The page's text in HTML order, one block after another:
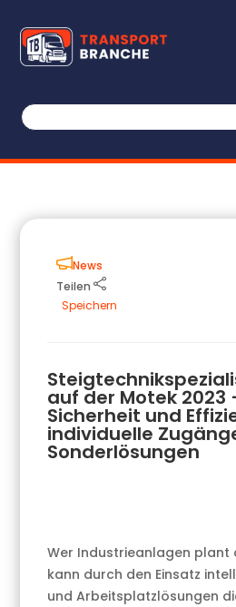
News
Teilen
Speichern
auf der Motek 2023
Sicherheit und
individuelle
Sonderlösungen
Wer Industrieanlagen plant
kann durch den Einsatz
und Arbeitsplatzlösungen